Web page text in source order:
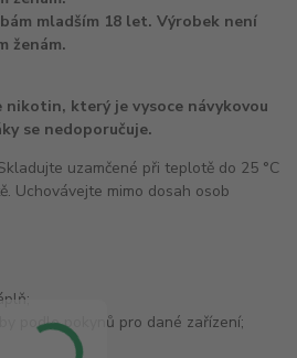
mladším 18 let. Výrobek není
ženám.
který je vysoce návykovou
se nedoporučuje.
uzamčené při teplotě do 25 °C
Uchovávejte mimo dosah osob
podle pokynů pro dané zařízení;